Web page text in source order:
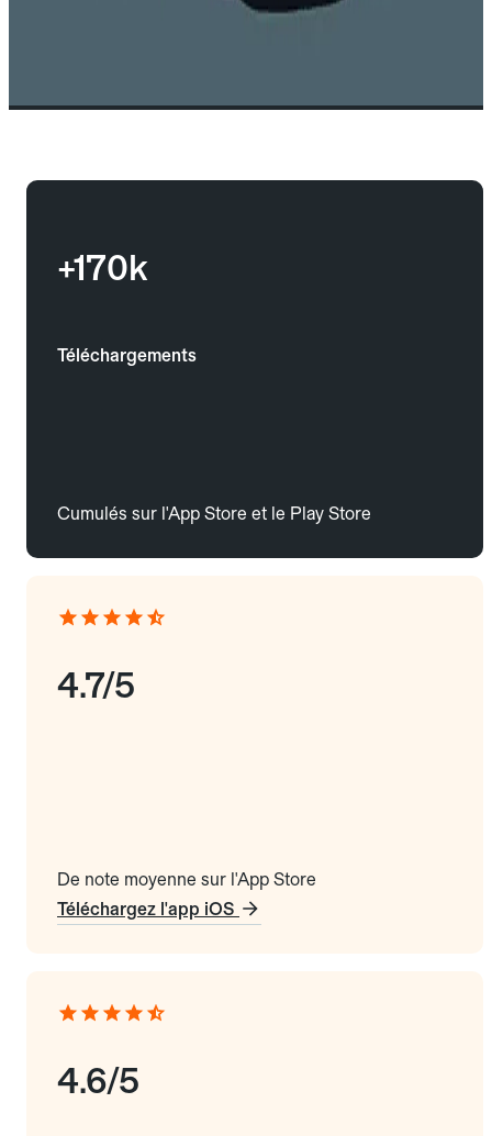
+170k
Téléchargements
Cumulés sur l'App Store et le Play Store
4.7/5
De note moyenne sur l'App Store
Téléchargez l'app iOS
4.6/5